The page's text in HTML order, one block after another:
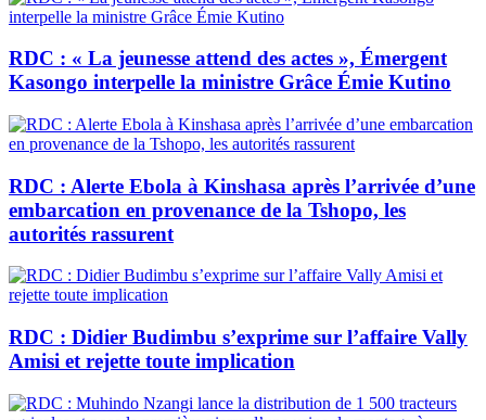
RDC : « La jeunesse attend des actes », Émergent
Kasongo interpelle la ministre Grâce Émie Kutino
RDC : Alerte Ebola à Kinshasa après l’arrivée d’une
embarcation en provenance de la Tshopo, les
autorités rassurent
RDC : Didier Budimbu s’exprime sur l’affaire Vally
Amisi et rejette toute implication